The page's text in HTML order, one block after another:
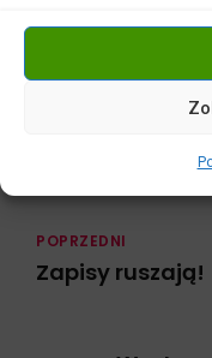
00:00
POPRZEDNI
Zapisy ruszają!